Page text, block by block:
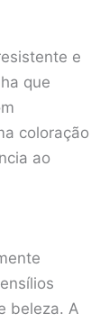
e
que
coloração
ao
beleza. A